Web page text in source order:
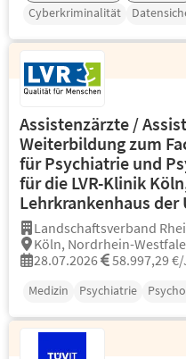
Cyberkriminalität
Assistenzärzte /
Weiterbildung zum
für Psychiatrie und
für die LVR-Klinik
Lehrkrankenhaus
Landschaftsverband
Köln, Nordrhein-
28.07.2026
58.997,29
Medizin Psychiatrie